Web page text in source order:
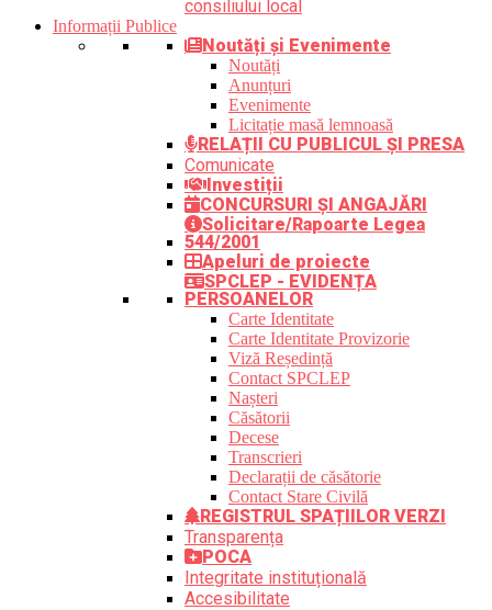
consiliului local
Informații Publice
Noutăți și Evenimente
Noutăți
Anunțuri
Evenimente
Licitație masă lemnoasă
RELAȚII CU PUBLICUL ȘI PRESA
Comunicate
Investiții
CONCURSURI ȘI ANGAJĂRI
Solicitare/Rapoarte Legea
544/2001
Apeluri de proiecte
SPCLEP - EVIDENȚA
PERSOANELOR
Carte Identitate
Carte Identitate Provizorie
Viză Reședință
Contact SPCLEP
Nașteri
Căsătorii
Decese
Transcrieri
Declarații de căsătorie
Contact Stare Civilă
REGISTRUL SPAȚIILOR VERZI
Transparența
POCA
Integritate instituțională
Accesibilitate